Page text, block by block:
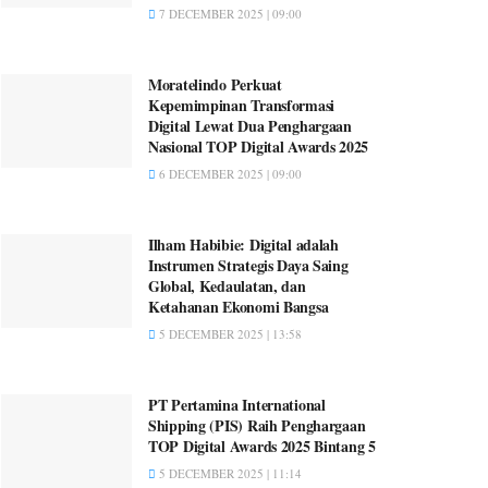
7 DECEMBER 2025 | 09:00
Moratelindo Perkuat
Kepemimpinan Transformasi
Digital Lewat Dua Penghargaan
Nasional TOP Digital Awards 2025
6 DECEMBER 2025 | 09:00
Ilham Habibie: Digital adalah
Instrumen Strategis Daya Saing
Global, Kedaulatan, dan
Ketahanan Ekonomi Bangsa
5 DECEMBER 2025 | 13:58
PT Pertamina International
Shipping (PIS) Raih Penghargaan
TOP Digital Awards 2025 Bintang 5
5 DECEMBER 2025 | 11:14